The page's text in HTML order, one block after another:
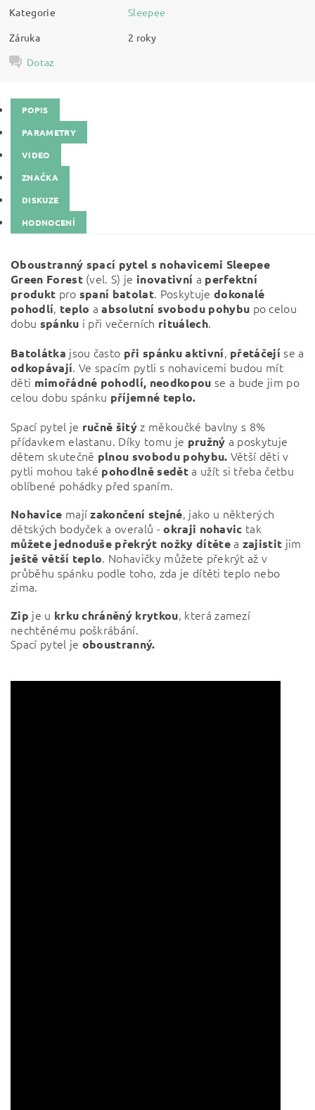
Kategorie
Sleepee
Záruka
2 roky
Dotaz
POPIS
PARAMETRY
VIDEO
ZNAČKA
DISKUZE
HODNOCENÍ
Oboustranný spací pytel s nohavicemi Sleepee
Green Forest(vel. S) je inovativní a perfektní
produkt pro spaní batolat. Poskytuje dokonalé
pohodlí, teplo aabsolutní svobodu pohybu po celou
dobu spánku i při večerních rituálech.
Batolátka jsou často při spánku aktivní, přetáčejí se a
odkopávají. Ve spacím pytli s nohavicemi budou mít
děti mimořádné pohodlí, neodkopou se a bude jim po
celou dobu spánku příjemné teplo.
Spací pytel je ručně šitýz měkoučké bavlny s 8%
přídavkem elastanu. Díky tomu je pružný a poskytuje
dětem skutečně plnou svobodu pohybu. Větší děti v
pytli mohou také pohodlně seděta užít si třeba četbu
oblíbené pohádky před spaním.
Nohavice majízakončení stejné, jako u některých
dětských bodyček a overalů - okraji nohavic tak
můžete jednoduše překrýt nožky dítětea zajistit jim
ještě větší teplo. Nohavičky můžete překrýt až v
průběhu spánku podle toho, zda je dítěti teplo nebo
zima.
Zip je u krku chráněný krytkou, která zamezí
nechtěnému poškrábání.
Spací pytel je oboustranný.